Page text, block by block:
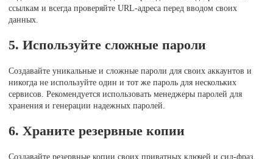
ссылкам и всегда проверяйте URL-адреса перед вводом своих
данных.
5. Используйте сложные пароли
Создавайте уникальные и сложные пароли для своих аккаунтов и
никогда не используйте один и тот же пароль для нескольких
сервисов. Рекомендуется использовать менеджеры паролей для
хранения и генерации надежных паролей.
6. Храните резервные копии
Создавайте резервные копии своих приватных ключей и сид-фраз.